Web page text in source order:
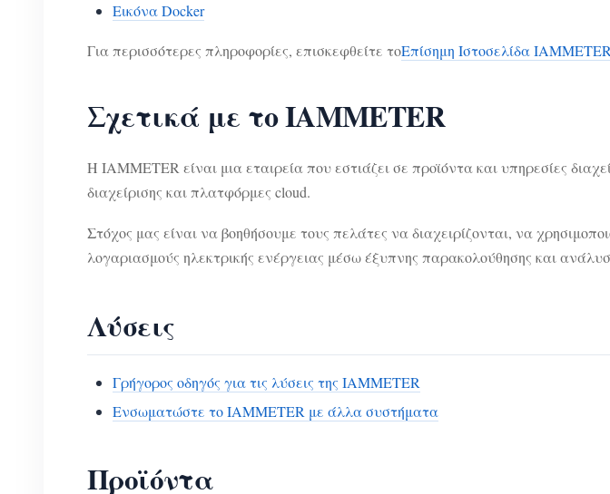
Εικόνα Docker
Για περισσότερες πληροφορίες, επισκεφθείτε τοΕπίσημη Ιστοσελίδα
Σχετικά με το IAMMETER
Η IAMMETER είναι μια εταιρεία που εστιάζει σε προϊόντα και υπηρεσίες
διαχείρισης και πλατφόρμες cloud.
Στόχος μας είναι να βοηθήσουμε τους πελάτες να διαχειρίζονται, να
λογαριασμούς ηλεκτρικής ενέργειας μέσω έξυπνης παρακολούθησης και
Λύσεις
Γρήγορος οδηγός για τις λύσεις της IAMMETER
Ενσωματώστε το IAMMETER με άλλα συστήματα
Προϊόντα